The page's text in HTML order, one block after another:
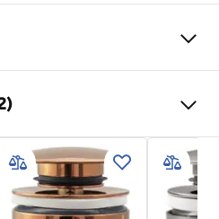
Biela
Lesklý
515mm